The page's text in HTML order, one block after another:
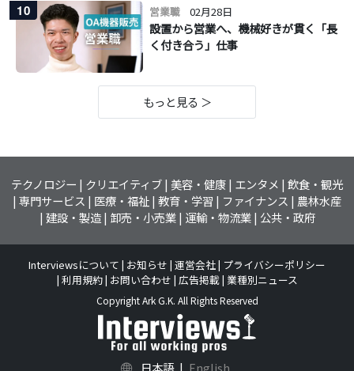
10 営業職 02月28日
設置から営業へ、機械好きが貫く「長
く付き合う」仕事
もっと見る ＞
テクノロジー クリエイティブ 美容・健康 エンタメ 飲食・観光
専門サービス
医療・福祉 教育・学習 ファイナンス
農林水産
建設・製造 卸売・小売業 運輸・物流業 公共・政府
Interviewsについて お知らせ 運営会社 プライバシーポリシー
利用規約 お問い合わせ 広告掲載 業種別ニュース
Copyright Ark G.K. All Rights Reserved
日本語 | English